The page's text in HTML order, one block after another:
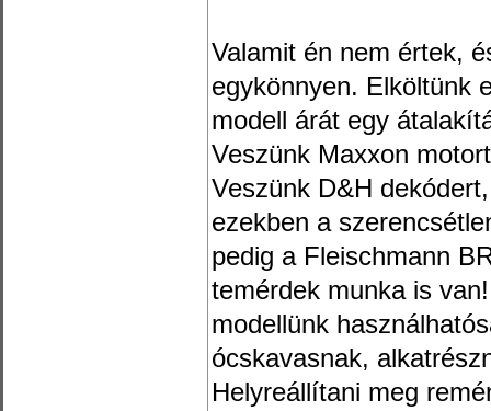
Valamit én nem értek,
egykönnyen. Elköltünk
modell árát egy
Veszünk Maxxon
Veszünk D&H
ezekben a
pedig a Fleischmann
temérdek munka is
modellünk
ócskavasnak,
Helyreállítani meg